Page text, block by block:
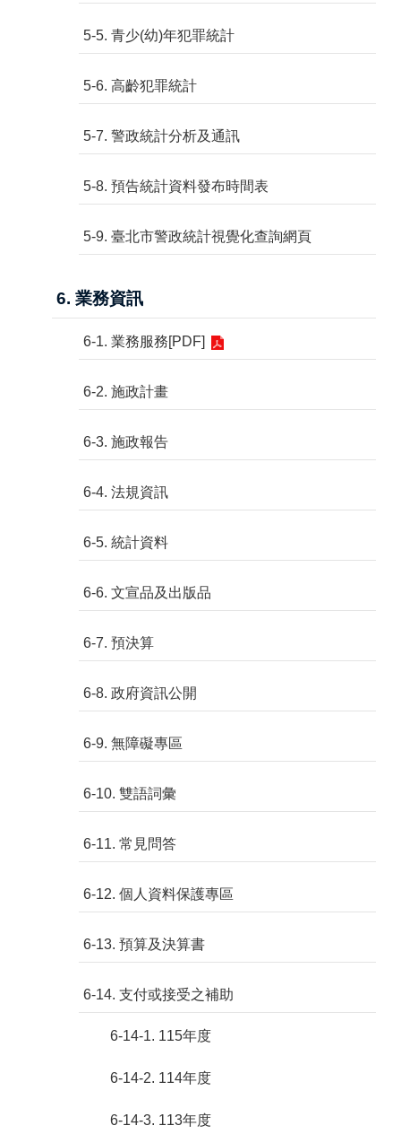
5-5. 青少(幼)年犯罪統計
5-6. 高齡犯罪統計
5-7. 警政統計分析及通訊
5-8. 預告統計資料發布時間表
5-9. 臺北市警政統計視覺化查詢網頁
6. 業務資訊
6-1. 業務服務[PDF]
6-2. 施政計畫
6-3. 施政報告
6-4. 法規資訊
6-5. 統計資料
6-6. 文宣品及出版品
6-7. 預決算
6-8. 政府資訊公開
6-9. 無障礙專區
6-10. 雙語詞彙
6-11. 常見問答
6-12. 個人資料保護專區
6-13. 預算及決算書
6-14. 支付或接受之補助
6-14-1. 115年度
6-14-2. 114年度
6-14-3. 113年度